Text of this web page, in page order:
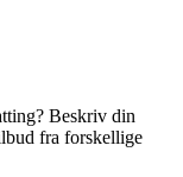
Beskriv din
fra forskellige